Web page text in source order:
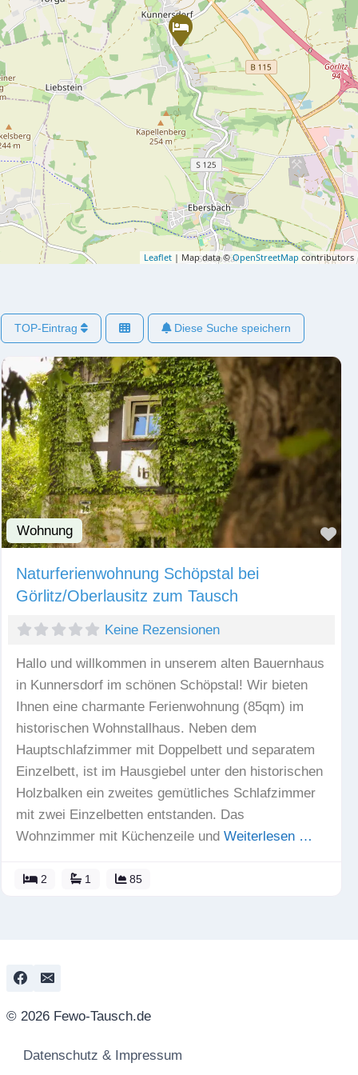
Leaflet | Map data ©OpenStreetMap contributors
TOP-Eintrag Diese Suche speichern
Wohnung
Naturferienwohnung Schöpstal bei
Görlitz/Oberlausitz zum Tausch
Keine Rezensionen
Hallo und willkommen in unserem alten Bauernhaus
in Kunnersdorf im schönen Schöpstal! Wir bieten
Ihnen eine charmante Ferienwohnung (85qm) im
historischen Wohnstallhaus. Neben dem
Hauptschlafzimmer mit Doppelbett und separatem
Einzelbett, ist im Hausgiebel unter den historischen
Holzbalken ein zweites gemütliches Schlafzimmer
mit zwei Einzelbetten entstanden. Das
Wohnzimmer mit Küchenzeile und Weiterlesen …
2 1 85
© 2026 Fewo-Tausch.de
Datenschutz & Impressum